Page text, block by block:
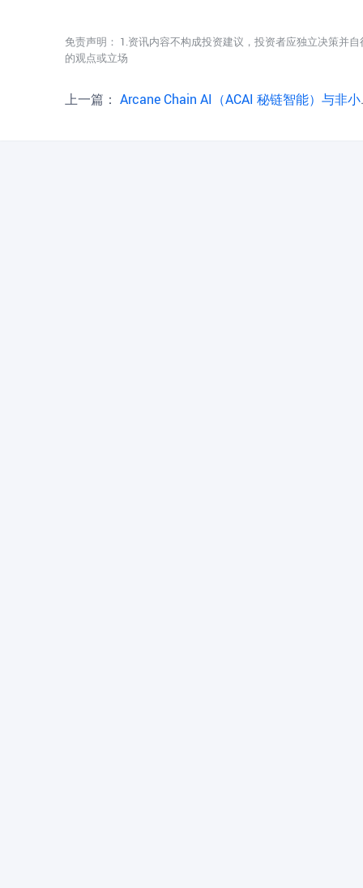
免责声明： 1.资讯内容不构成投资建议，投资者应独立决策并
的观点或立场
上一篇： Arcane Chain AI（ACAI 秘链智能）与非小号达成战略生态合作公告